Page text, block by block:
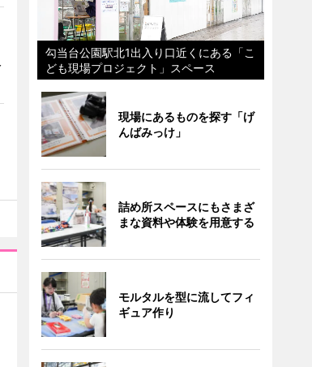
勾当台公園駅北1出入り口近くにある「こ
ども現場プロジェクト」スペース
現場にあるものを探す「げ
んばみっけ」
詰め所スペースにもさまざ
まな資料や体験を用意する
モルタルを型に流してフィ
ギュア作り